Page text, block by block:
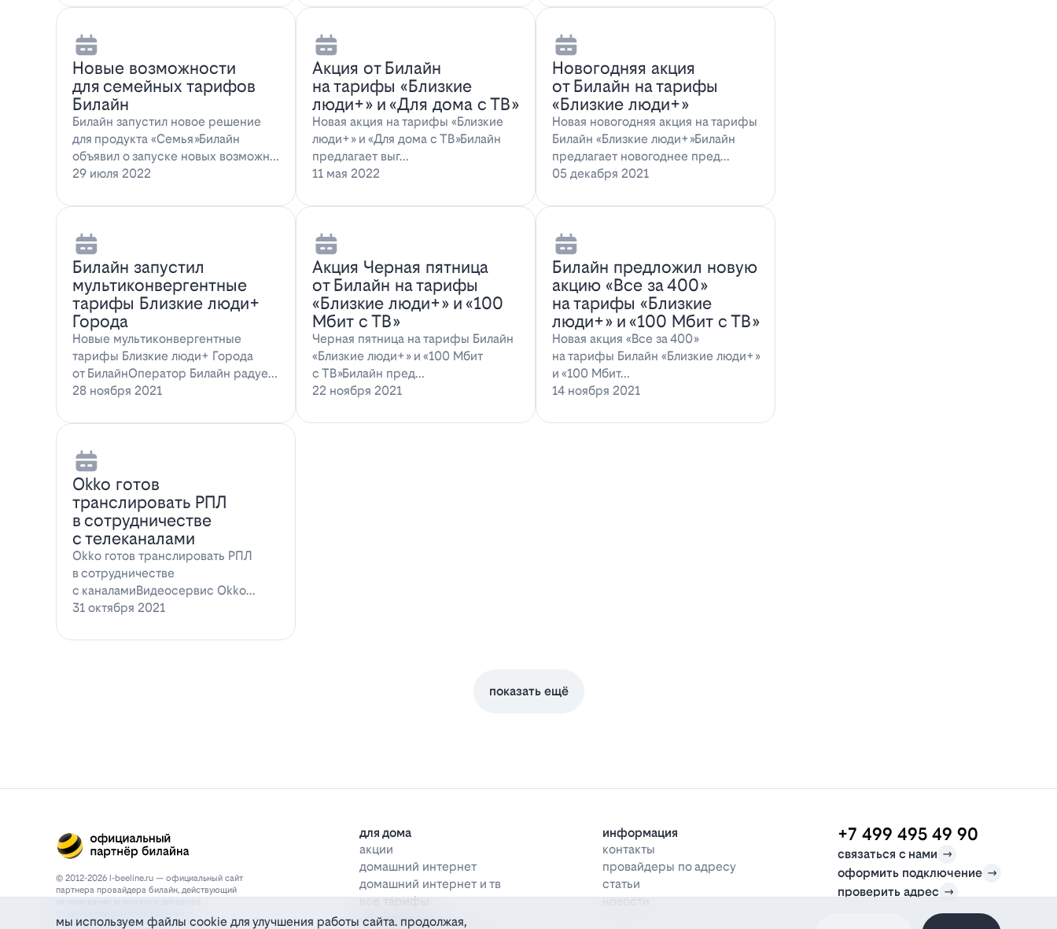
Новые возможности
для семейных тарифов
Билайн
Билайн запустил новое решение
для продукта «Семья»Билайн
объявил о запуске новых возможн…
29 июля 2022
Акция от Билайн
на тарифы «Близкие
люди+» и «Для дома с ТВ»
Новая акция на тарифы «Близкие
люди+» и «Для дома с ТВ»Билайн
предлагает выг…
11 мая 2022
Новогодняя акция
от Билайн на тарифы
«Близкие люди+»
Новая новогодняя акция на тарифы
Билайн «Близкие люди+»Билайн
предлагает новогоднее пред…
05 декабря 2021
Билайн запустил
мультиконвергентные
тарифы Близкие люди+
Города
Новые мультиконвергентные
тарифы Близкие люди+ Города
от БилайнОператор Билайн радует
новых и действ…
28 ноября 2021
Акция Черная пятница
от Билайн на тарифы
«Близкие люди+» и «100
Мбит с ТВ»
Черная пятница на тарифы Билайн
«Близкие люди+» и «100 Мбит
с ТВ»Билайн пред…
22 ноября 2021
Билайн предложил новую
акцию «Все за 400»
на тарифы «Близкие
люди+» и «100 Мбит с ТВ»
Новая акция «Все за 400»
на тарифы Билайн «Близкие люди+»
и «100 Мбит…
14 ноября 2021
Оkko готов
транслировать РПЛ
в сотрудничестве
с телеканалами
Оkko готов транслировать РПЛ
в сотрудничестве
с каналамиВидеосервис Okko
заявил о готовности приступ…
31 октября 2021
показать ещё
© 2012-2026 l-beeline.ru — официальный сайт
партнера провайдера билайн, действующий
политика конфиденциальности
для дома
акции
домашний интернет
домашний интернет и тв
все тарифы
оборудование
информация
контакты
провайдеры по адресу
статьи
новости
+7 499 495 49 90
связаться с нами
оформить подключение
проверить адрес
мы используем файлы cookie для улучшения работы сайта. продолжая,